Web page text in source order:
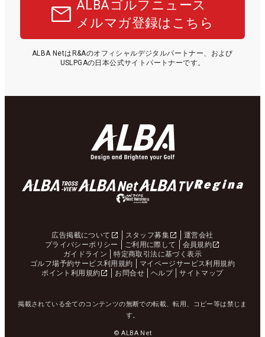
ALBAゴルフニュース
メルマガ登録はこちら
ALBA NetはR&Aのオフィシャルデジタルパートナー、および
USLPGAの日本公式サイトパートナーです。
広告掲載について スタッフ募集
運営会社
プライバシーポリシー
ご利用に際して
会員規約
ガイドライン
特定商取引法に基づく表示
ゴルフ場予約サービス利用規約
マイページサービス利用規約
ポイント利用規約
お問合せ ヘルプ サイトマップ
掲載されている全てのコンテンツの無断での転載、転用、コピー等は禁じま
す。
© ALBA Net